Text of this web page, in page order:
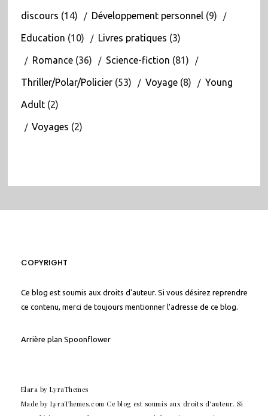
discours (14) Développement personnel(9)
Education (10) Livres pratiques (3)
Romance(36) Science-fiction (81)
Thriller/Polar/Policier(53) Voyage(8) Young
Adult(2)
Voyages (2)
COPYRIGHT
Ce blog est soumis aux droits d'auteur. Si vous désirez reprendre
ce contenu, merci de toujours mentionner l'adresse de ce blog.
Arrière plan Spoonflower
Elara by LyraThemes
Made by LyraThemes.com Ce blog est soumis aux droits d'auteur. Si